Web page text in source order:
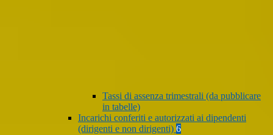
Tassi di assenza trimestrali (da pubblicare
in tabelle)
Incarichi conferiti e autorizzati ai dipendenti
(dirigenti e non dirigenti) 6